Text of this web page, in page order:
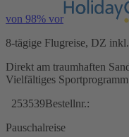
von 98% vor
8-tägige Flugreise, DZ
Direkt am traumhaften
Vielfältiges
253539Bestellnr.:
Pauschalreise